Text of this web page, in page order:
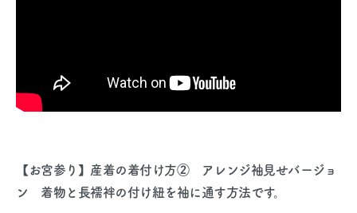
【お宮参り】産着の着付け方② アレンジ袖見せバージョ
ン 着物と長襦袢の付け紐を袖に通す方法です。